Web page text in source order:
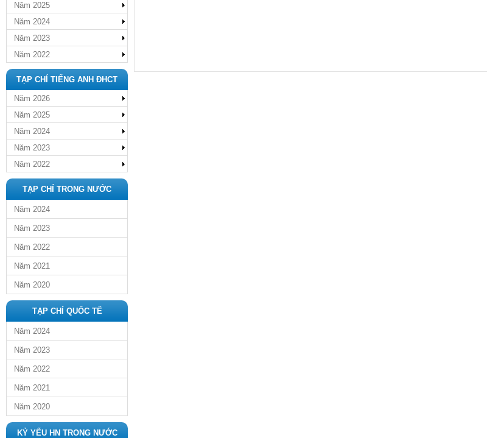
Năm 2025
Năm 2024
Năm 2023
Năm 2022
TẠP CHÍ TIẾNG ANH ĐHCT
Năm 2026
Năm 2025
Năm 2024
Năm 2023
Năm 2022
TẠP CHÍ TRONG NƯỚC
Năm 2024
Năm 2023
Năm 2022
Năm 2021
Năm 2020
TẠP CHÍ QUỐC TẾ
Năm 2024
Năm 2023
Năm 2022
Năm 2021
Năm 2020
KỶ YẾU HN TRONG NƯỚC